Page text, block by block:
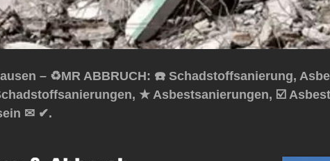
– ♻️MR ABBRUCH: ☎️ Schadstoffsanierung,
★ Asbestsanierungen, ☑️
✉ ✔.